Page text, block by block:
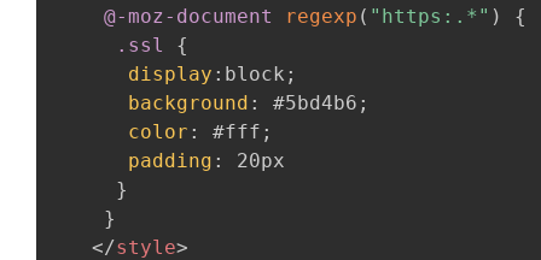
@-moz-document
regexp ( "https:.*" )
{
.ssl
{
display : block ;
background : #5bd4b6 ;
color : #fff ;
padding :
20px
}
}
</style>